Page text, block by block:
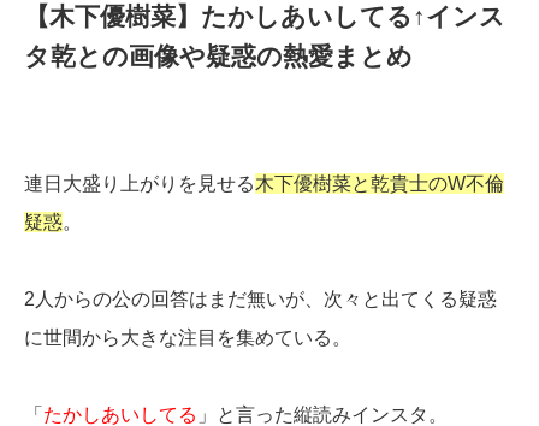
【木下優樹菜】たかしあいしてる↑インス
タ乾との画像や疑惑の熱愛まとめ
連日大盛り上がりを見せる木下優樹菜と乾貴士のW不倫
疑惑。
2人からの公の回答はまだ無いが、次々と出てくる疑惑
に世間から大きな注目を集めている。
「 たかしあいしてる 」と言った縦読みインスタ。